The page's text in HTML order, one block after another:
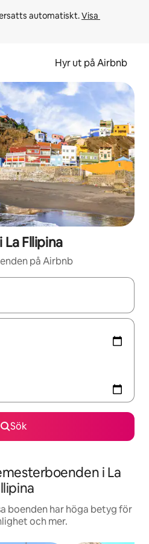
automatiskt. Visa
Hyr ut på Airbnb
Fllipina
på Airbnb
kan du navigera med upp- och
Sök
i La
boenden har höga betyg för
och mer.